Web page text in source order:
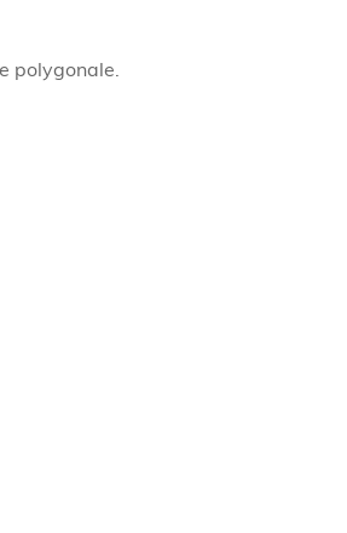
polygonale.